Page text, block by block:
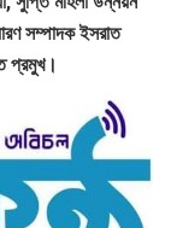
সম্পাদক ইসরাত
প্রমুখ।